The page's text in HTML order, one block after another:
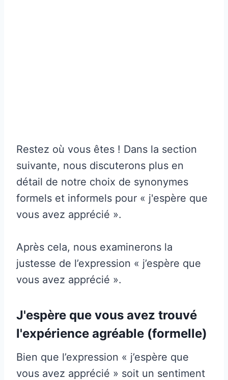
Restez où vous êtes ! Dans la section
suivante, nous discuterons plus en
détail de notre choix de synonymes
formels et informels pour « j'espère que
vous avez apprécié ».
Après cela, nous examinerons la
justesse de l’expression « j’espère que
vous avez apprécié ».
J'espère que vous avez trouvé
l'expérience agréable (formelle)
Bien que l’expression « j’espère que
vous avez apprécié » soit un sentiment